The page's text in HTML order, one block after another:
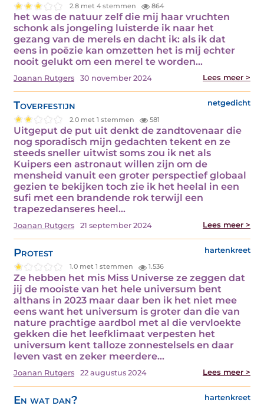
2.8 met 4 stemmen 864
het was de natuur zelf die mij haar vruchten
schonk als jongeling luisterde ik naar het
gezang van de merels en dacht ik: als ik dat
eens in poëzie kan omzetten het is mij echter
nooit gelukt om een merel te worden…
Joanan Rutgers 30 november 2024 Lees meer >
Toverfestijn netgedicht
2.0 met 1 stemmen 581
Uitgeput de put uit denkt de zandtovenaar die
nog sporadisch mijn gedachten tekent en ze
steeds sneller uitwist soms zou ik net als
Kuipers een astronaut willen zijn om de
mensheid vanuit een groter perspectief globaal
gezien te bekijken toch zie ik het heelal in een
sufi met een brandende rok terwijl een
trapezedanseres heel…
Joanan Rutgers 21 september 2024 Lees meer >
Protest hartenkreet
1.0 met 1 stemmen 1.536
Ze hebben het mis Miss Universe ze zeggen dat
jij de mooiste van het hele universum bent
althans in 2023 maar daar ben ik het niet mee
eens want het universum is groter dan die van
nature prachtige aardbol met al die vervloekte
gekken die het leefklimaat verpesten het
universum kent talloze zonnestelsels en daar
leven vast en zeker meerdere…
Joanan Rutgers 22 augustus 2024 Lees meer >
En wat dan? hartenkreet